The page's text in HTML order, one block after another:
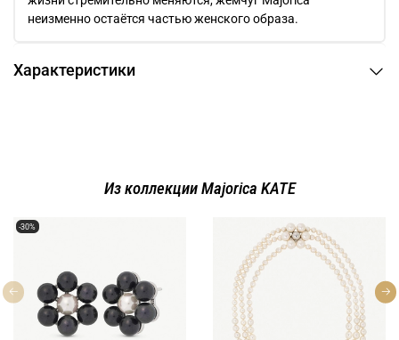
неизменно остаётся частью женского образа.
Характеристики
Из коллекции Majorica KATE
-30%